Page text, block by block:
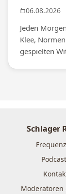
06.08.2026
Jeden
Klee,
gespielten
Schlager
Moderatoren